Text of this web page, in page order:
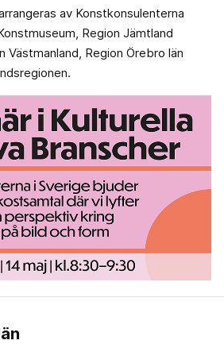
av Konstkonsulenterna
Region Jämtland
Västmanland, Region Örebro län